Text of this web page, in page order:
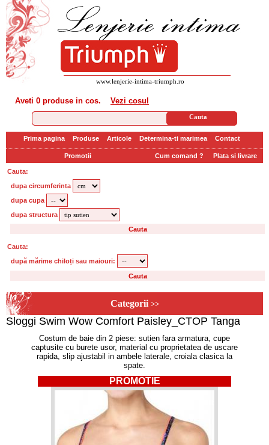
www.lenjerie-intima-triumph.ro
Aveti 0 produse in cos. Vezi cosul
Prima pagina Produse Articole Determina-ti marimea Contact
Promotii Cum comand ? Plata si livrare
Cauta:
dupa circumferinta
dupa cupa
dupa structura
Cauta:
după mărime chiloți sau maiouri:
Categorii >>
Sloggi Swim Wow Comfort Paisley_CTOP Tanga
Costum de baie din 2 piese: sutien fara armatura, cupe
captusite cu burete usor, material cu proprietatea de uscare
rapida, slip ajustabil in ambele laterale, croiala clasica la
spate.
PROMOTIE